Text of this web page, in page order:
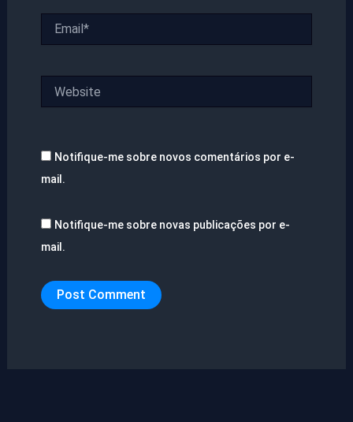
Notifique-me sobre novos comentários por e-
mail.
Notifique-me sobre novas publicações por e-
mail.